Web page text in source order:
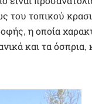
του τοπικού
η οποία
και τα όσπρια,